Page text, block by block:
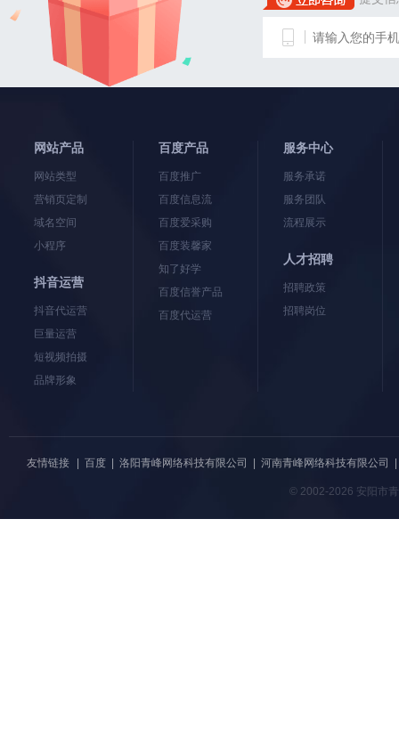
网站产品
网站类型
营销页定制
域名空间
小程序
抖音运营
抖音代运营
巨量运营
短视频拍摄
品牌形象
百度产品
百度推广
百度信息流
百度爱采购
百度装馨家
知了好学
百度信誉产品
百度代运营
服务中心
服务承诺
服务团队
流程展示
人才招聘
招聘政策
招聘岗位
友情链接 百度 洛阳青峰网络科技有限公司 河南青峰网络科技有限公司
© 2002-2026 安阳市